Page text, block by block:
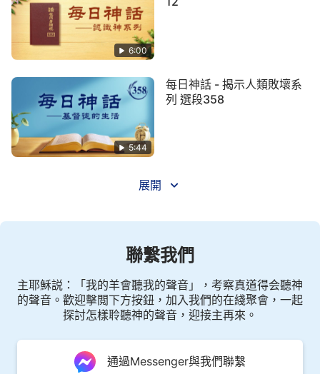
不信神，人心裏根本没有神了，征服人類就是讓人類
恢復這個「信」。人總往世界上跑，盼望、前途、奢
侈要求太多，總為肉體着想，為肉體打算，根本没有
心尋求信神之道，人的心都被撒但擄去了，人失去了
敬畏神的心，一心為着撒但，而人又是神造的，就這
樣人便失去了見證，也就是失去了神的榮耀，征服人
類就是為了奪回人敬畏神的榮耀。可以這麽説，有很
多人并不追求生命，即使有一些追求生命的也是屈指
可數，人對前途最挂心，對生命根本不注重。有的人
人先不搭理，對這類逆子先不作任何處理，以後你就
的寶貴，當你活在漆黑的夜裏時就知道光明寶貴了，
那時你該後悔了。現在你不覺得怎麽樣，有你後悔的
那一天，到那時黑暗臨到再無光明，你後悔也晚了。
現在你不珍惜光陰是因你還不認識現在的工作，等全
宇的工作一開展，也就是今天我説的這話都成就了，
許多人就抱頭痛哭了，那不就是哀哭切齒落在黑暗之
6:00
5:44
每日神話 - 揭示人類敗壞系
列 選段358
展開
聯繫我們
主耶穌説：「我的羊會聽我的聲音」，考察真道得会聽神
的聲音。歡迎擊閲下方按鈕，加入我們的在綫聚會，一起
探討怎樣聆聽神的聲音，迎接主再來。
通過Messenger與我們聯繫